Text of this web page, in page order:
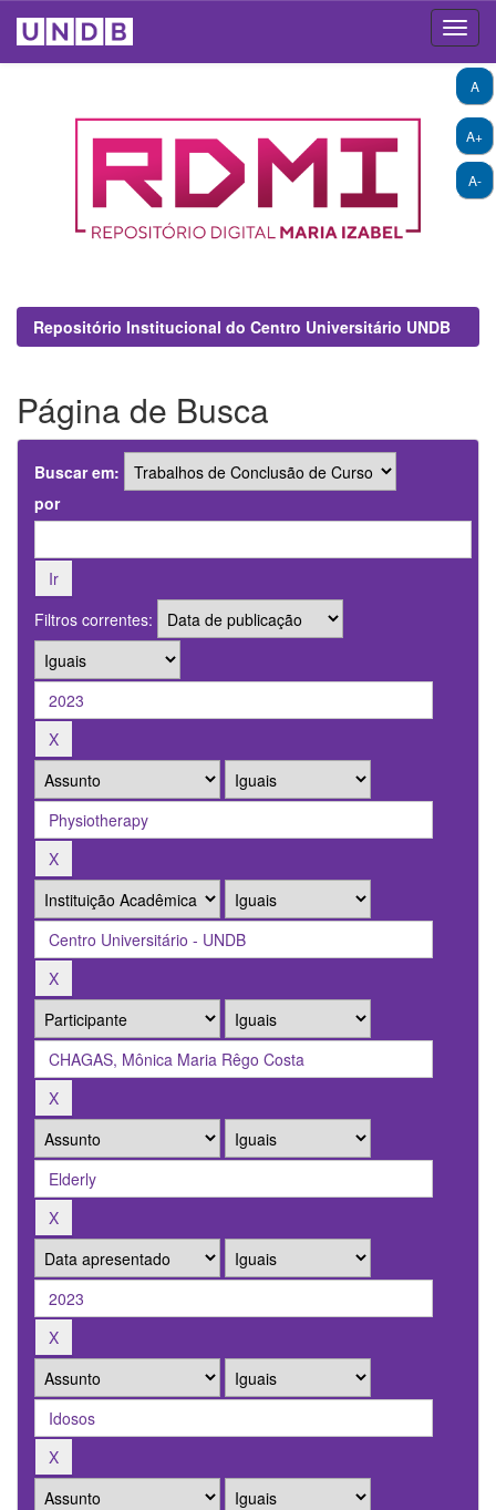
A+
A-
A
Repositório Institucional do Centro Universitário UNDB
Página de Busca
Buscar em:
por
Filtros correntes: